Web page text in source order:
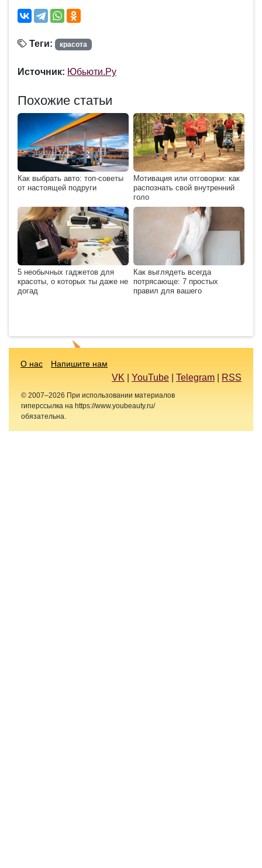
Теги: красота
Источник: Юбьюти.Ру
Похожие статьи
Как выбрать авто: топ-советы
от настоящей подруги
Мотивация или отговорки: как
распознать свой внутренний
голо
5 необычных гаджетов для
красоты, о которых ты даже не
догад
Как выглядеть всегда
потрясающе: 7 простых
правил для вашего
О нас Напишите нам
VK YouTube Telegram RSS
© 2007–2026 При использовании материалов
гиперссылка на https://www.youbeauty.ru/
обязательна.